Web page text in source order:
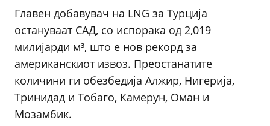
Главен добавувач на LNG за Турција
остануваат САД, со испорака од 2,019
милијарди м³, што е нов рекорд за
американскиот извоз. Преостанатите
количини ги обезбедија Алжир, Нигерија,
Тринидад и Тобаго, Камерун, Оман и
Мозамбик.